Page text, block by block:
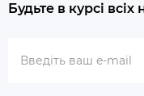
Будьте в курсі